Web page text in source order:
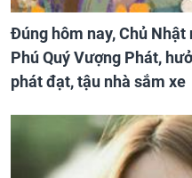
Đúng hôm nay, Chủ
Phú Quý Vượng Phát,
phát đạt, tậu nhà sắm xe